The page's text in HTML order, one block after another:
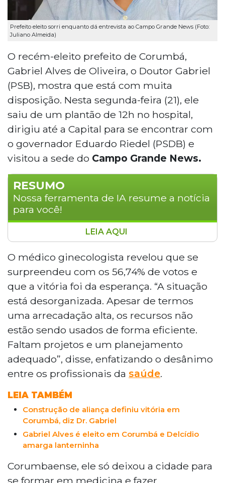
Prefeito eleito sorri enquanto dá entrevista ao Campo Grande News (Foto:
Juliano Almeida)
O recém-eleito prefeito de Corumbá,
Gabriel Alves de Oliveira, o Doutor Gabriel
(PSB), mostra que está com muita
disposição. Nesta segunda-feira (21), ele
saiu de um plantão de 12h no hospital,
dirigiu até a Capital para se encontrar com
o governador Eduardo Riedel (PSDB) e
visitou a sede do Campo Grande News.
RESUMO
Nossa ferramenta de IA resume a notícia
para você!
O recém-eleito prefeito de Corumbá, Dr.
Gabriel Alves (PSB), expressou sua
determinação em transformar a cidade
após sua vitória nas eleições, destacando
a necessidade de um planejamento
eficaz e a melhoria no setor de saúde,
que é uma das principais preocupações
da população. Ele enfatizou a importância
de estabelecer um diálogo constante
com os profissionais de saúde, além de
focar em áreas como turismo e meio
ambiente. O prefeito também mencionou
o desafio de organizar o Carnaval de
Corumbá, que ocorrerá logo após sua
posse, e a necessidade de revitalizar o
turismo local, buscando parcerias para
promover o desenvolvimento sustentável
da região.
LEIA AQUI
O médico ginecologista revelou que se
surpreendeu com os 56,74% de votos e
que a vitória foi da esperança. “A situação
está desorganizada. Apesar de termos
uma arrecadação alta, os recursos não
estão sendo usados de forma eficiente.
Faltam projetos e um planejamento
adequado”, disse, enfatizando o desânimo
entre os profissionais da saúde.
LEIA TAMBÉM
Construção de aliança definiu vitória em
Corumbá, diz Dr. Gabriel
Gabriel Alves é eleito em Corumbá e Delcídio
amarga lanterninha
Corumbaense, ele só deixou a cidade para
se formar em medicina e fazer